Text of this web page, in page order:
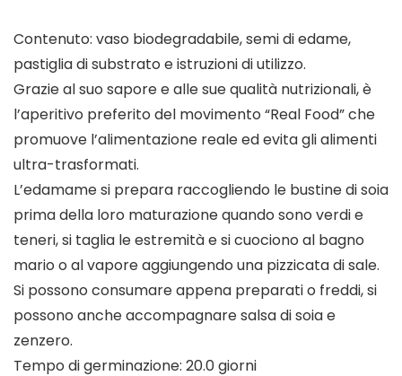
Contenuto: vaso biodegradabile, semi di edame,
pastiglia di substrato e istruzioni di utilizzo.
Grazie al suo sapore e alle sue qualità nutrizionali, è
l’aperitivo preferito del movimento “Real Food” che
promuove l’alimentazione reale ed evita gli alimenti
ultra-trasformati.
L’edamame si prepara raccogliendo le bustine di soia
prima della loro maturazione quando sono verdi e
teneri, si taglia le estremità e si cuociono al bagno
mario o al vapore aggiungendo una pizzicata di sale.
Si possono consumare appena preparati o freddi, si
possono anche accompagnare salsa di soia e
zenzero.
Tempo di germinazione: 20.0 giorni